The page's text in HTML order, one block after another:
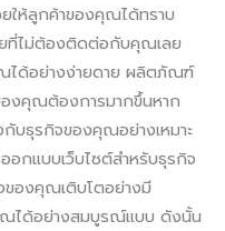
ยให้ลูกค้าของคุณได้ทราบ
ที่ไม่ต้องติดต่อกับคุณเลย
ได้อย่างง่ายดาย ผลิตภัณฑ์
องคุณต้องการมากขึ้นหาก
บธุรกิจของคุณอย่างเหมาะ
กแบบเว็บไซต์สำหรับธุรกิจ
ของคุณเติบโตอย่างมี
ณได้อย่างสมบูรณ์แบบ ดังนั้น